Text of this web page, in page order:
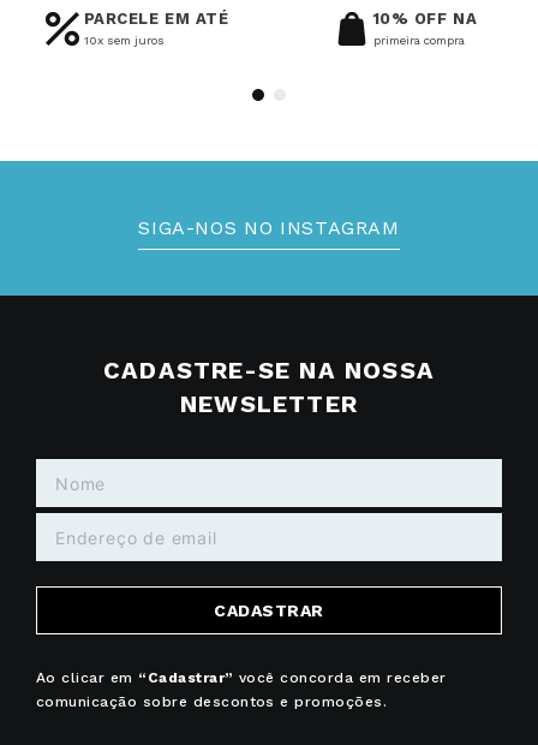
PARCELE EM ATÉ
10x sem juros
10% OFF NA
primeira compra
SIGA-NOS NO INSTAGRAM
CADASTRE-SE NA NOSSA
NEWSLETTER
CADASTRAR
Ao clicar em “Cadastrar” você concorda em receber
comunicação sobre descontos e promoções.